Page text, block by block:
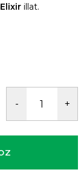
illat.